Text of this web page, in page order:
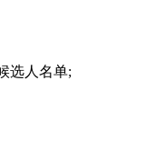
选人名单;